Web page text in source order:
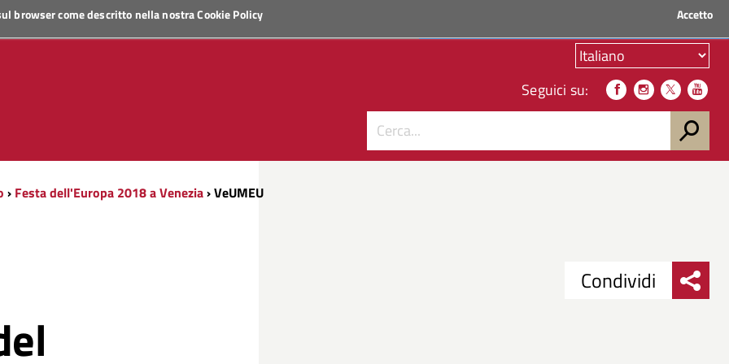
browser come descritto nella nostraCookie Policy Accetto
Seguici su:
› Festa dell'Europa 2018 a Venezia› VeUMEU
Condividi